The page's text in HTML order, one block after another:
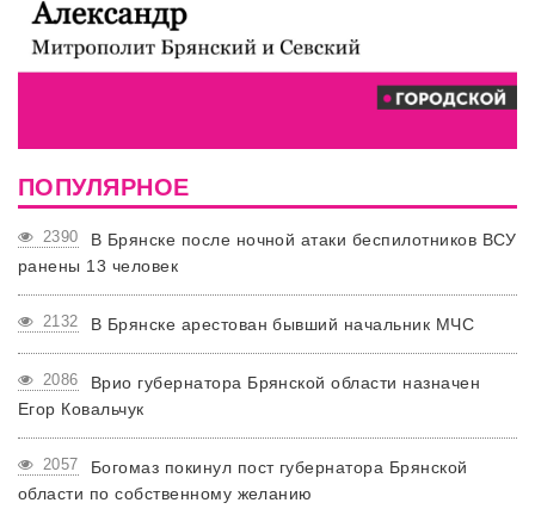
ПОПУЛЯРНОЕ
2390
В Брянске после ночной атаки беспилотников ВСУ
ранены 13 человек
2132 В Брянске арестован бывший начальник МЧС
2086
Врио губернатора Брянской области назначен
Егор Ковальчук
2057
Богомаз покинул пост губернатора Брянской
области по собственному желанию